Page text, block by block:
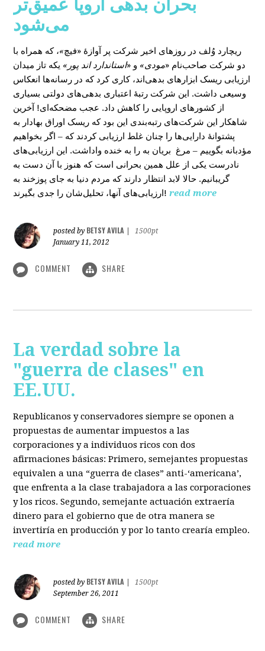
بحران بدهی اروپا عمیق‌تر
می‌شود
ریچارد وُلف در روزهای اخیر شرکت پر آوازۀ «فیچ»، که همراه با
دو شرکت صاحب‌نام «مودی» و «استاندارد اند پور» یکه‌ تاز میدان
ارزیابی ریسک ابزارهای بدهی‌اند، کاری کرد که در رسانه‌ها انعکاس
وسیعی داشت. این شرکت رتبۀ اعتباری بدهی‌های دولتی بسیاری
از کشورهای اروپایی را کاهش داد. عجب مضحکه‌ای! آخرین
شاهکار این شرکت‌های رتبه‌بندی این بود که ریسک‌ اوراق بهادار به
پشتوانۀ دارایی‌‌ها را چنان غلط ارزیابی کردند که – اگر بخواهیم
مؤدبانه بگوییم – مرغ بریان به را به خنده واداشت. این ارزیابی‌های
نادرست یکی از علل همین بحرانی است که هنوز با آن دست به
گریبانیم. حالا لابد انتظار دارند که مردم دنیا به جای پوزخند به
ارزیابی‌های آنها، تحلیل‌‌شان را جدی بگیرند! read more
posted by BETSY AVILA
1500pt
January 11, 2012
COMMENT SHARE
La verdad sobre la
"guerra de clases" en
EE.UU.
Republicanos y conservadores siempre se oponen a
propuestas de aumentar impuestos a las
corporaciones y a individuos ricos con dos
afirmaciones básicas: Primero, semejantes propuestas
equivalen a una “guerra de clases” anti-‘americana’,
que enfrenta a la clase trabajadora a las corporaciones
y los ricos. Segundo, semejante actuación extraería
dinero para el gobierno que de otra manera se
invertiría en producción y por lo tanto crearía empleo.
read more
posted by BETSY AVILA
1500pt
September 26, 2011
COMMENT SHARE